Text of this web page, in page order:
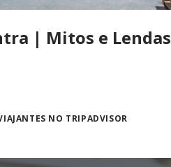
| Mitos e Lendas
NO TRIPADVISOR